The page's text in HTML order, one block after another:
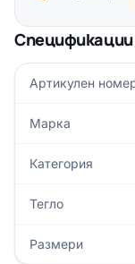
Спецификации
Артикулен
Марка
Категория
Тегло
Размери